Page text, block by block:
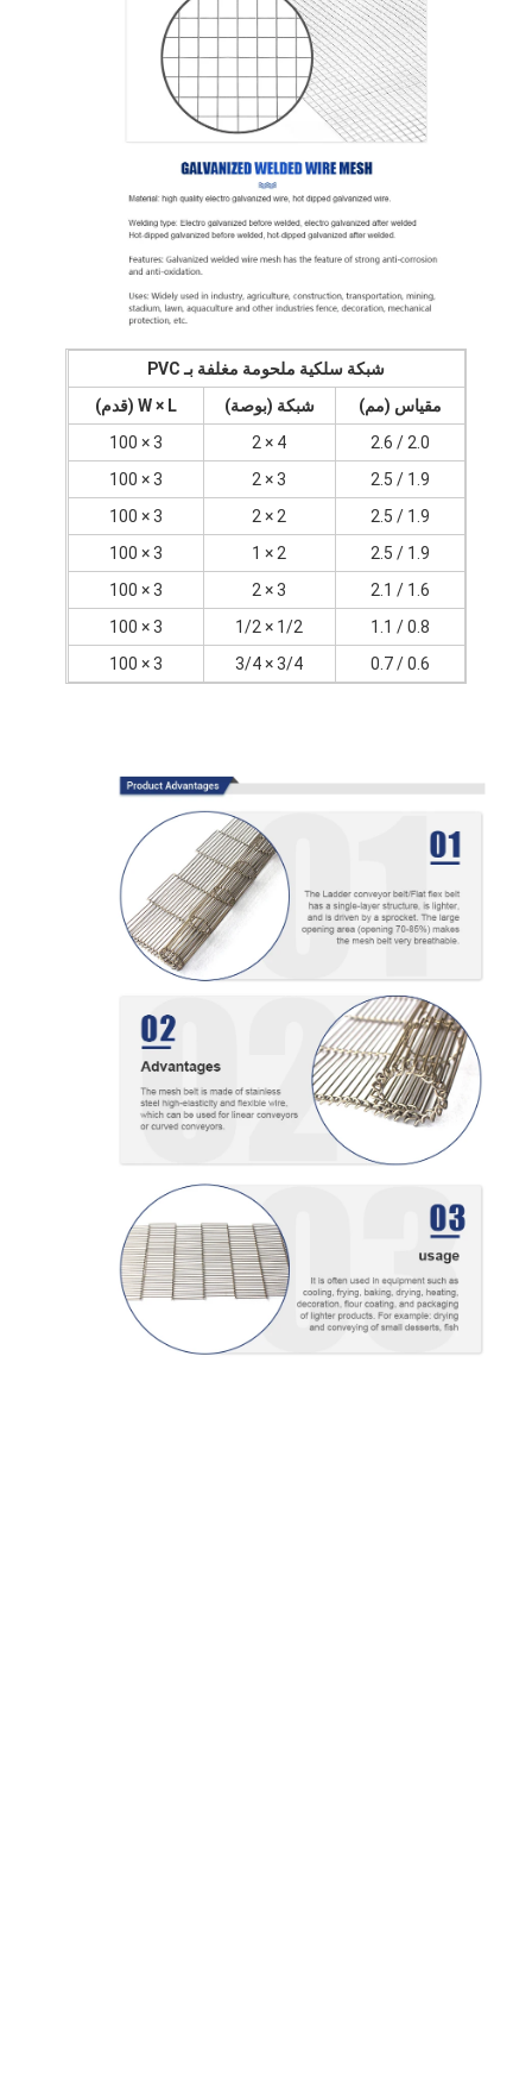
حزام النقل على شكل قرص العسل
لوحة سلسلة ناقل
حزام شبكي للطاقة الشمسية الكهروضوئية
حزام شبكة سلسلة
حزام الفريزر الحلزوني
شبكة سلكية ملحومة مغلفة بـ PVC
مقياس (مم)
شبكة (بوصة)
W × L (قدم)
2.0 / 2.6
4 × 2
3 × 100
1.9 / 2.5
3 × 2
3 × 100
1.9 / 2.5
2 × 2
3 × 100
1.9 / 2.5
2 × 1
3 × 100
1.6 / 2.1
3 × 2
3 × 100
0.8 / 1.1
1/2 × 1/2
3 × 100
0.6 / 0.7
3/4 × 3/4
3 × 100